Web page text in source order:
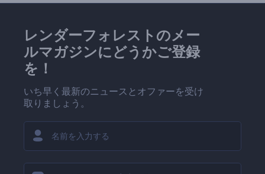
レンダーフォレストのメー
ルマガジンにどうかご登録
を！
いち早く最新のニュースとオファーを受け
取りましょう。